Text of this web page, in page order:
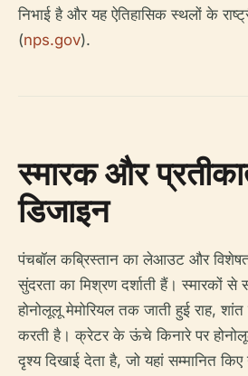
निभाई है और यह ऐतिहासिक स्थलों के
(nps.gov).
स्मारक और
डिजाइन
पंचबॉल कब्रिस्तान का लेआउट और
सुंदरता का मिश्रण दर्शाती हैं। स्मारकों
होनोलूलू मेमोरियल तक जाती हुई राह,
करती है। क्रेटर के ऊंचे किनारे पर
दृश्य दिखाई देता है, जो यहां सम्मानित किए